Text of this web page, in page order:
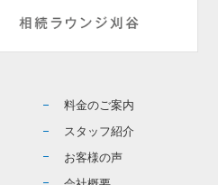
料金のご案内
スタッフ紹介
お客様の声